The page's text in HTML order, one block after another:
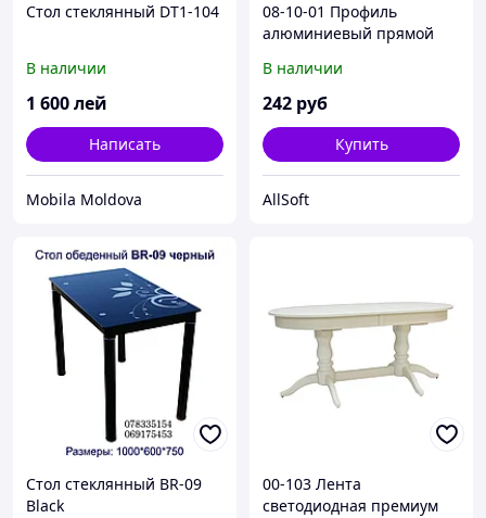
Стол стеклянный DT1-104
В наличии
1 600лей
Написать
Mobila Moldova
08-10-01 Профиль
алюминиевый прямой
светодиодной ленты, 2м.
(3013)
В наличии
242 руб
Купить
AllSoft
Стол стеклянный BR-09
Black
00-103 Лента
светодиодная премиум